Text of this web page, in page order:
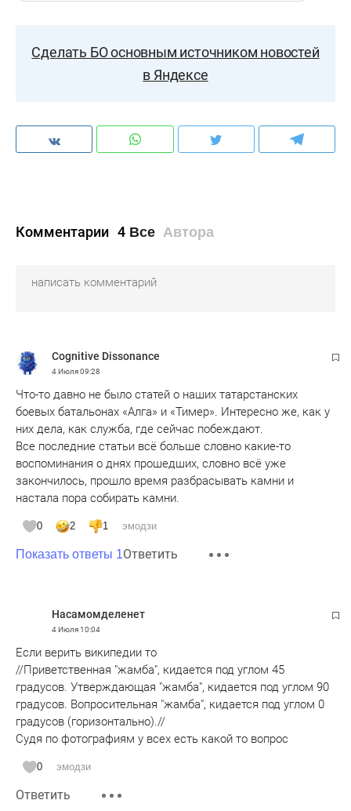
Сделать БО основным источником новостей
в Яндексе
Комментарии 4 Все Автора
Cognitive Dissonance
4 Июля09:28
Что-то давно не было статей о наших татарстанских
боевых батальонах «Алга» и «Тимер». Интересно же, как у
них дела, как служба, где сейчас побеждают.
Все последние статьи всё больше словно какие-то
воспоминания о днях прошедших, словно всё уже
закончилось, прошло время разбрасывать камни и
настала пора собирать камни.
0 2 1 эмодзи
Показать ответы 1Ответить
Насамомделенет
4 Июля10:04
Если верить википедии то
//Приветственная "жамба", кидается под углом 45
градусов. Утверждающая "жамба", кидается под углом 90
градусов. Вопросительная "жамба", кидается под углом 0
градусов (горизонтально).//
Судя по фотографиям у всех есть какой то вопрос
0 эмодзи
Ответить